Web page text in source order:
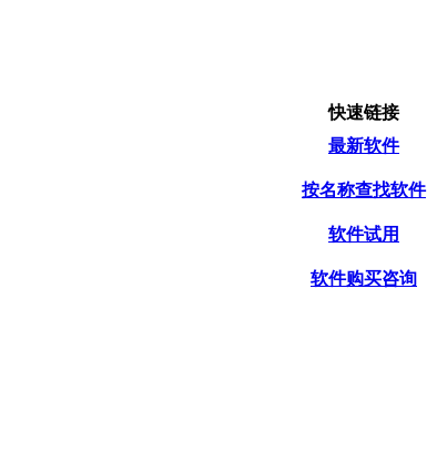
快速链接
最新软件
按名称查找软件
软件试用
软件购买咨询